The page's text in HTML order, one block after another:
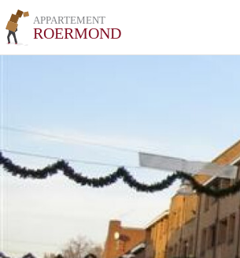
APPARTEMENT
ROERMOND